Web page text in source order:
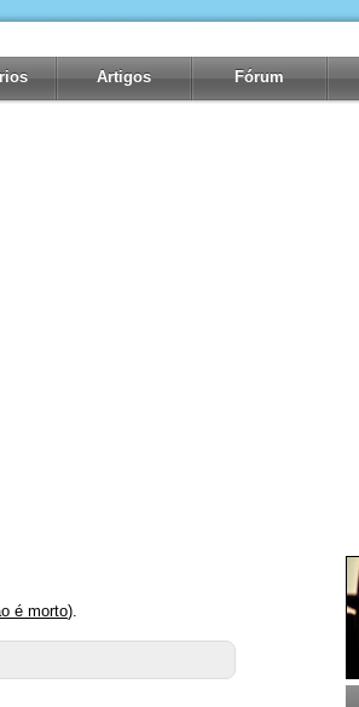
Artigos Fórum
é morto).